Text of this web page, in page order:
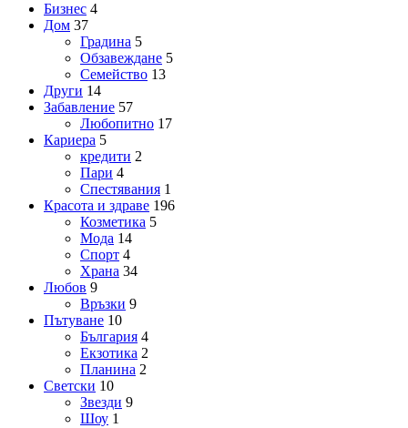
Бизнес 4
Дом 37
Градина 5
Обзавеждане 5
Семейство 13
Други 14
Забавление 57
Любопитно 17
Кариера 5
кредити 2
Пари 4
Спестявания 1
Красота и здраве 196
Козметика 5
Мода 14
Спорт 4
Храна 34
Любов 9
Връзки 9
Пътуване 10
България 4
Екзотика 2
Планина 2
Светски 10
Звезди 9
Шоу 1